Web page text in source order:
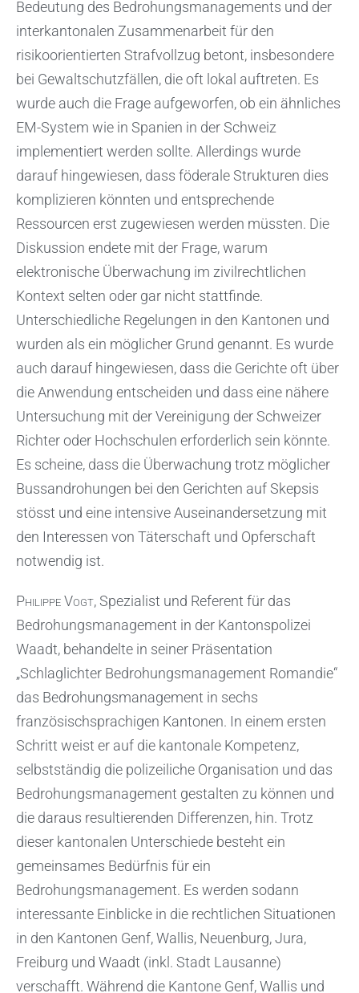
Bedeutung des Bedrohungsmanagements und der
interkantonalen Zusammenarbeit für den
risikoorientierten Strafvollzug betont, insbesondere
bei Gewaltschutzfällen, die oft lokal auftreten. Es
wurde auch die Frage aufgeworfen, ob ein ähnliches
EM-System wie in Spanien in der Schweiz
implementiert werden sollte. Allerdings wurde
darauf hingewiesen, dass föderale Strukturen dies
komplizieren könnten und entsprechende
Ressourcen erst zugewiesen werden müssten. Die
Diskussion endete mit der Frage, warum
elektronische Überwachung im zivilrechtlichen
Kontext selten oder gar nicht stattfinde.
Unterschiedliche Regelungen in den Kantonen und
wurden als ein möglicher Grund genannt. Es wurde
auch darauf hingewiesen, dass die Gerichte oft über
die Anwendung entscheiden und dass eine nähere
Untersuchung mit der Vereinigung der Schweizer
Richter oder Hochschulen erforderlich sein könnte.
Es scheine, dass die Überwachung trotz möglicher
Bussandrohungen bei den Gerichten auf Skepsis
stösst und eine intensive Auseinandersetzung mit
den Interessen von Täterschaft und Opferschaft
notwendig ist.
Philippe Vogt, Spezialist und Referent für das
Bedrohungsmanagement in der Kantonspolizei
Waadt, behandelte in seiner Präsentation
„Schlaglichter Bedrohungsmanagement Romandie“
das Bedrohungsmanagement in sechs
französischsprachigen Kantonen. In einem ersten
Schritt weist er auf die kantonale Kompetenz,
selbstständig die polizeiliche Organisation und das
Bedrohungsmanagement gestalten zu können und
die daraus resultierenden Differenzen, hin. Trotz
dieser kantonalen Unterschiede besteht ein
gemeinsames Bedürfnis für ein
Bedrohungsmanagement. Es werden sodann
interessante Einblicke in die rechtlichen Situationen
in den Kantonen Genf, Wallis, Neuenburg, Jura,
Freiburg und Waadt (inkl. Stadt Lausanne)
verschafft. Während die Kantone Genf, Wallis und